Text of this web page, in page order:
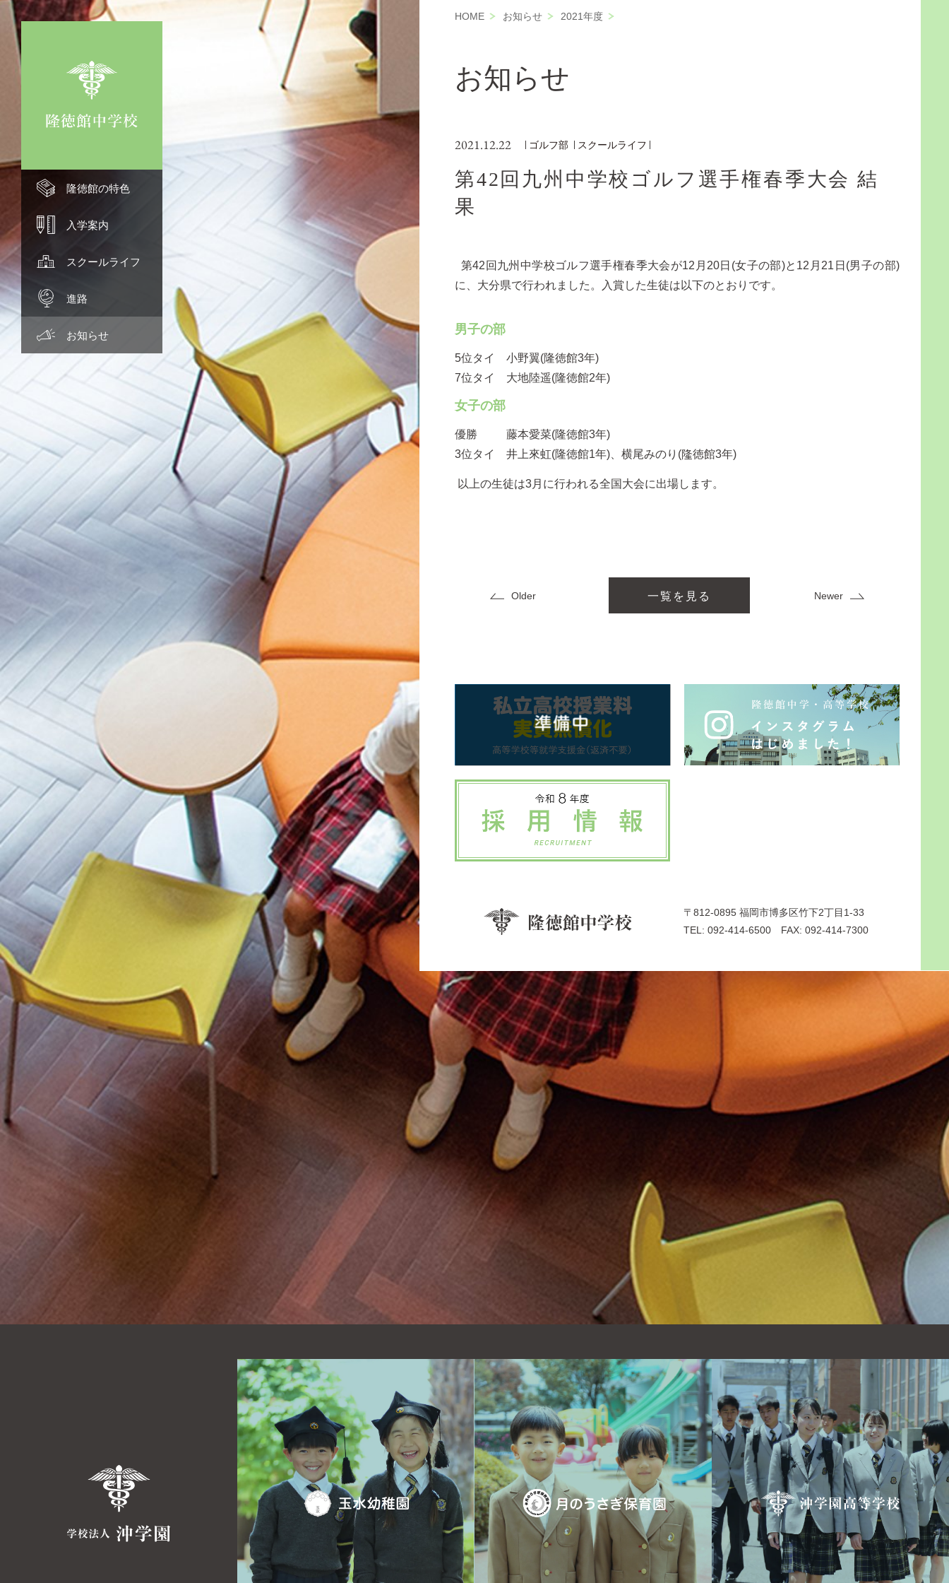
隆徳館の特色
隆徳館の特色 TOP
理念
少人数教育
ハイブリッド教育
グローバル教育
キャリア教育
入学案内
入学案内 TOP
募集要項
オープンスクール
学費・特待生制度・特典
スクールライフ
スクールライフ TOP
年間行事
クラブ活動
学生寮
施設設備紹介
アクセス
進路
進路 TOP
主な進路実績お知らせ
お知らせ TOP
2024年度
2023年度
2022年度
2021年度
2019年度
2017年度
2016年度
HOME お知らせ 2021年度
お知らせ
2021.12.22 ゴルフ部 スクールライフ
第42回九州中学校ゴルフ選手権春季大会 結
果
第42回九州中学校ゴルフ選手権春季大会が12月20日(女子の部)と12月21日(男子の部)
に、大分県で行われました。入賞した生徒は以下のとおりです。
男子の部
5位タイ
小野翼(隆徳館3年)
7位タイ
大地陸遥(隆徳館2年)
女子の部
優勝
藤本愛菜(隆徳館3年)
3位タイ
井上來虹(隆徳館1年)、横尾みのり(隆徳館3年)
以上の生徒は3月に行われる全国大会に出場します。
Older 一覧を見る Newer
〒812-0895 福岡市博多区竹下2丁目1-33
TEL: 092-414-6500 FAX: 092-414-7300